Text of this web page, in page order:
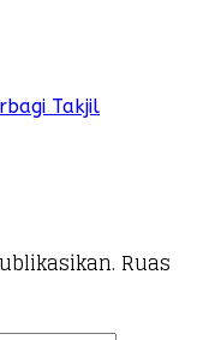
Takjil
Ruas